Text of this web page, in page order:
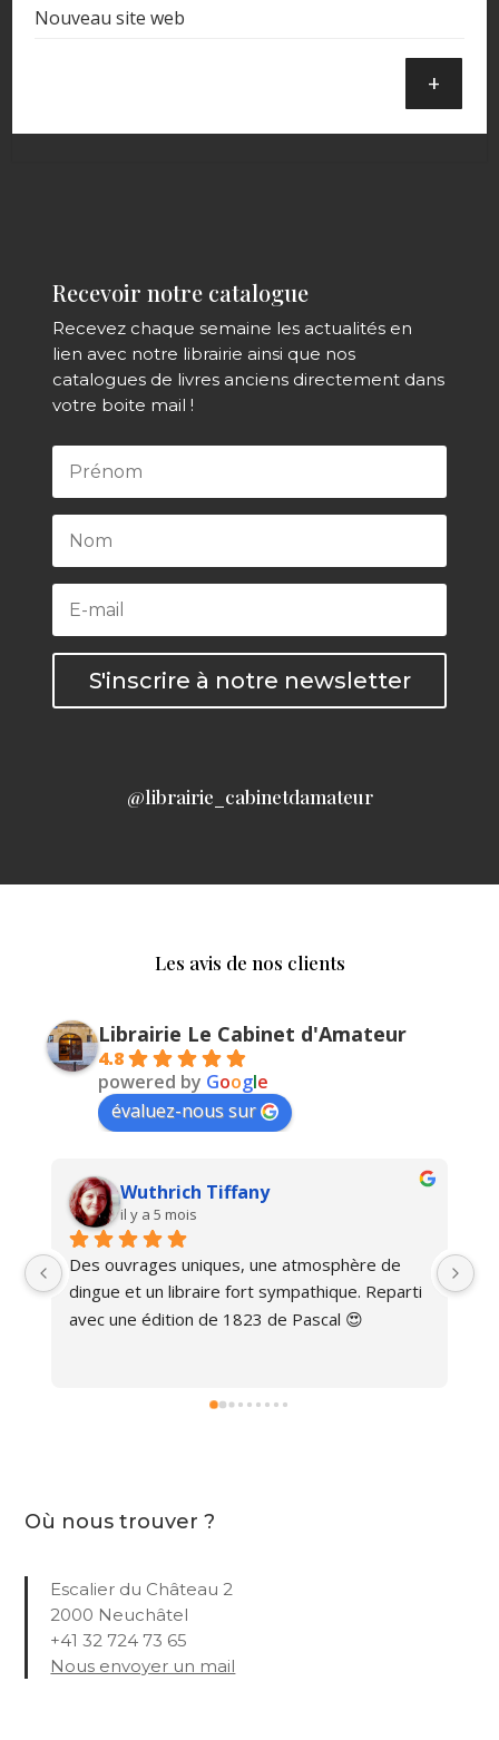
Nouveau site web
+
Recevoir notre catalogue
Recevez chaque semaine les actualités en
lien avec notre librairie ainsi que nos
catalogues de livres anciens directement dans
votre boite mail !
S'inscrire à notre newsletter
@librairie_cabinetdamateur
Les avis de nos clients
Librairie Le Cabinet d'Amateur
4.8
powered by Google
évaluez-nous sur
Wuthrich Tiffany
il y a 5 mois
Des ouvrages uniques, une atmosphère de
dingue et un libraire fort sympathique. Reparti
avec une édition de 1823 de Pascal 😍
Où nous trouver ?
Escalier du Château 2
2000 Neuchâtel
+41 32 724 73 65
Nous envoyer un mail